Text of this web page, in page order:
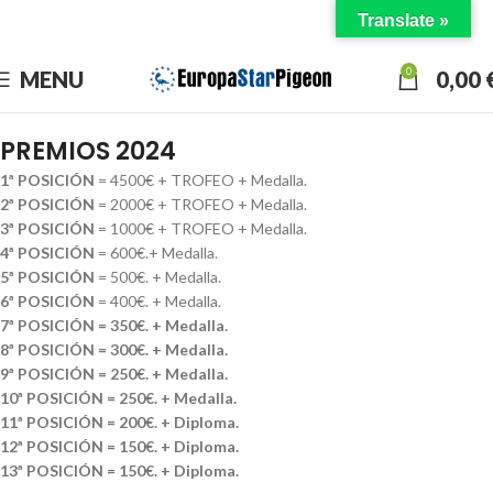
MENU 0 0,00
PREMIOS 2024
1ª POSICIÓN = 4500€ + TROFEO + Medalla.
2ª POSICIÓN = 2000€ + TROFEO + Medalla.
3ª POSICIÓN = 1000€ + TROFEO + Medalla.
4ª POSICIÓN = 600€.+ Medalla.
5ª POSICIÓN = 500€. + Medalla.
6ª POSICIÓN = 400€. + Medalla.
7ª POSICIÓN = 350€. + Medalla.
8ª POSICIÓN = 300€. + Medalla.
9ª POSICIÓN = 250€. + Medalla.
10ª POSICIÓN = 250€. + Medalla.
11ª POSICIÓN = 200€. + Diploma.
12ª POSICIÓN = 150€. + Diploma.
13ª POSICIÓN = 150€. + Diploma.
Translate »